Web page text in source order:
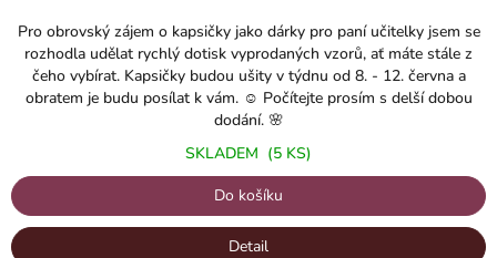
Pro obrovský zájem o kapsičky jako dárky pro paní učitelky jsem se
rozhodla udělat rychlý dotisk vyprodaných vzorů, ať máte stále z
čeho vybírat. Kapsičky budou ušity v týdnu od 8. - 12. června a
obratem je budu posílat k vám. ☺️ Počítejte prosím s delší dobou
dodání. 🌸
SKLADEM (5 KS)
Do košíku
Detail